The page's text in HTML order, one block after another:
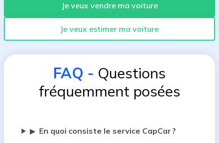
Je veux vendre ma voiture
Je veux estimer ma voiture
FAQ - Questions
fréquemment posées
▶ En quoi consiste le service CapCar ?